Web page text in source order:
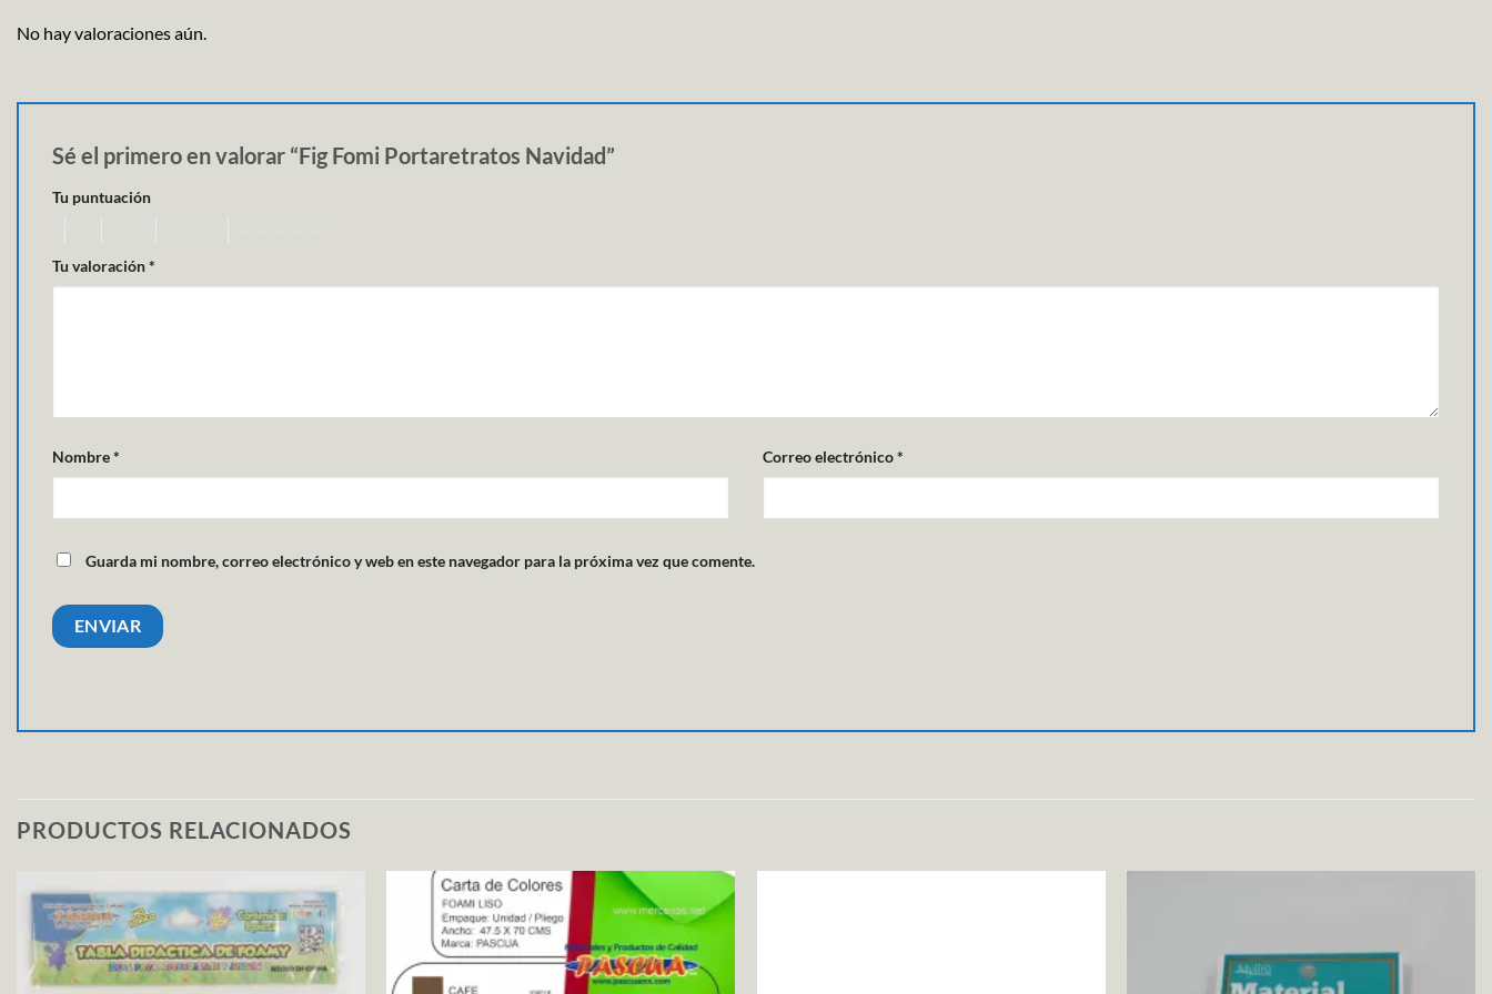
No hay valoraciones aún.
Sé el primero en valorar “Fig Fomi Portaretratos Navidad”
Tu puntuación
Tu valoración*
Nombre* Correo electrónico*
Guarda mi nombre, correo electrónico y web en este navegador para la próxima vez que comente.
PRODUCTOS RELACIONADOS